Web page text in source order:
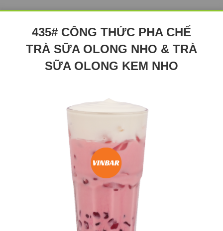
435# CÔNG THỨC PHA CHẾ
TRÀ SỮA OLONG NHO & TRÀ
SỮA OLONG KEM NHO